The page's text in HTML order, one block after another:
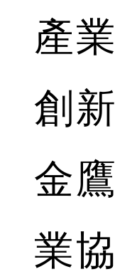
產
創
金
業